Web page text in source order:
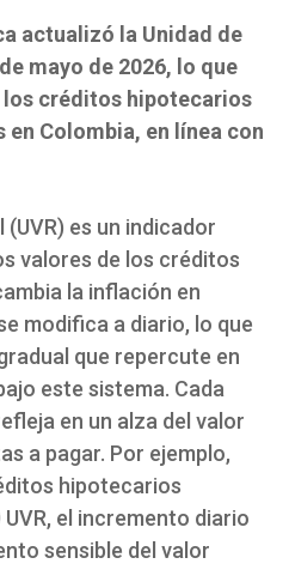
actualizó la Unidad de
mayo de 2026, lo que
créditos hipotecarios
en Colombia, en línea con
(UVR) es un indicador
valores de los créditos
la inflación en
modifica a diario, lo que
que repercute en
este sistema. Cada
en un alza del valor
a pagar. Por ejemplo,
hipotecarios
el incremento diario
sensible del valor